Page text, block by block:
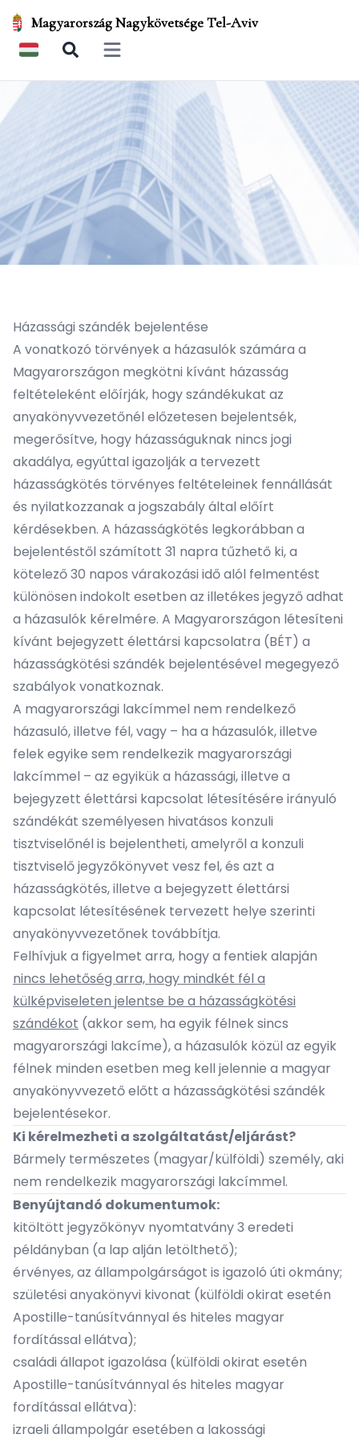
Magyarország Nagykövetsége Tel-Aviv
Open main menu
Házassági szándék bejelentése
A vonatkozó törvények a házasulók számára a
Magyarországon megkötni kívánt házasság
feltételeként előírják, hogy szándékukat az
anyakönyvvezetőnél előzetesen bejelentsék,
megerősítve, hogy házasságuknak nincs jogi
akadálya, egyúttal igazolják a tervezett
házasságkötés törvényes feltételeinek fennállását
és nyilatkozzanak a jogszabály által előírt
kérdésekben. A házasságkötés legkorábban a
bejelentéstől számított 31 napra tűzhető ki, a
kötelező 30 napos várakozási idő alól felmentést
különösen indokolt esetben az illetékes jegyző adhat
a házasulók kérelmére. A Magyarországon létesíteni
kívánt bejegyzett élettársi kapcsolatra (BÉT) a
házasságkötési szándék bejelentésével megegyező
szabályok vonatkoznak.
A magyarországi lakcímmel nem rendelkező
házasuló, illetve fél, vagy – ha a házasulók, illetve
felek egyike sem rendelkezik magyarországi
lakcímmel – az egyikük a házassági, illetve a
bejegyzett élettársi kapcsolat létesítésére irányuló
szándékát személyesen hivatásos konzuli
tisztviselőnél is bejelentheti, amelyről a konzuli
tisztviselő jegyzőkönyvet vesz fel, és azt a
házasságkötés, illetve a bejegyzett élettársi
kapcsolat létesítésének tervezett helye szerinti
anyakönyvvezetőnek továbbítja.
Felhívjuk a figyelmet arra, hogy a fentiek alapján
nincs lehetőség arra, hogy mindkét fél a
külképviseleten jelentse be a házasságkötési
szándékot (akkor sem, ha egyik félnek sincs
magyarországi lakcíme), a házasulók közül az egyik
félnek minden esetben meg kell jelennie a magyar
anyakönyvvezető előtt a házasságkötési szándék
bejelentésekor.
Ki kérelmezheti a szolgáltatást/eljárást?
Bármely természetes (magyar/külföldi) személy, aki
nem rendelkezik magyarországi lakcímmel.
Benyújtandó dokumentumok:
kitöltött jegyzőkönyv nyomtatvány 3 eredeti
példányban (a lap alján letölthető);
érvényes, az állampolgárságot is igazoló úti okmány;
születési anyakönyvi kivonat (külföldi okirat esetén
Apostille-tanúsítvánnyal és hiteles magyar
fordítással ellátva);
családi állapot igazolása (külföldi okirat esetén
Apostille-tanúsítvánnyal és hiteles magyar
fordítással ellátva):
izraeli állampolgár esetében a lakossági